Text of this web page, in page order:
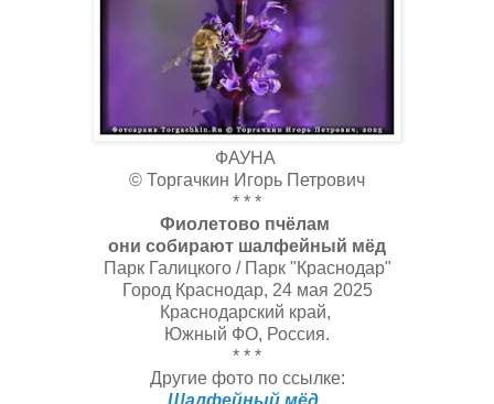
ФАУНА
© Торгачкин Игорь Петрович
* * *
Фиолетово пчёлам
они собирают шалфейный мёд
Парк Галицкого / Парк "Краснодар"
Город Краснодар, 24 мая 2025
Краснодарский край,
Южный ФО, Россия.
* * *
Другие фото по ссылке:
Шалфейный мёд,